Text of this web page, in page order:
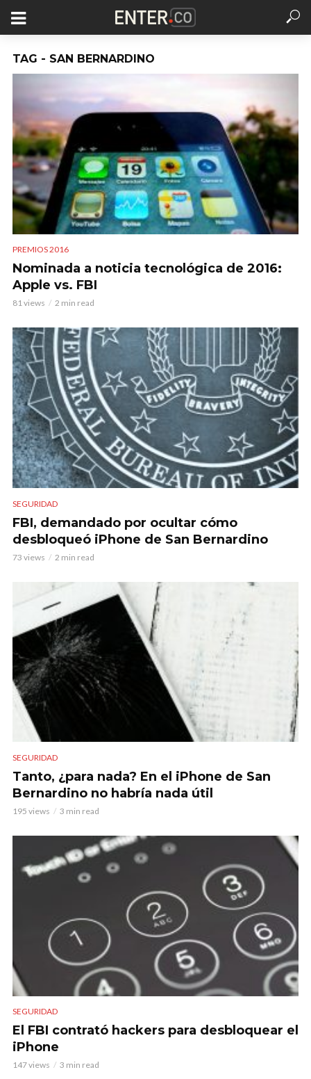
TAG - SAN BERNARDINO
PREMIOS 2016
Nominada a noticia tecnológica de 2016:
Apple vs. FBI
81 views 2 min read
SEGURIDAD
FBI, demandado por ocultar cómo
desbloqueó iPhone de San Bernardino
73 views 2 min read
SEGURIDAD
Tanto, ¿para nada? En el iPhone de San
Bernardino no habría nada útil
195 views 3 min read
SEGURIDAD
El FBI contrató hackers para desbloquear el
iPhone
147 views 3 min read